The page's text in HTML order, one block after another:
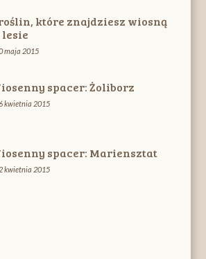
które znajdziesz wiosną
lesie
maja 2015
spacer: Żoliborz
kwietnia 2015
spacer: Mariensztat
kwietnia 2015